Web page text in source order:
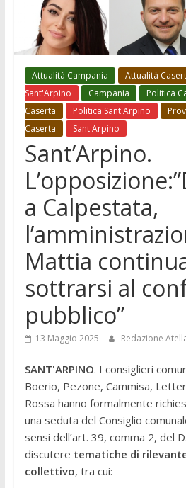
Attualità Campania Attualità
Sant'Arpino
Campania Politica
Caserta
Politica Sant'Arpino
Caserta
Sant'Arpino
Sant’Arpino.
a Calpestata,
Mattia
sottrarsi al
pubblico”
13 Maggio 2025 Redazione
SANT'ARPINO. I consiglieri
Boerio, Pezone, Cammisa,
Rossa hanno formalmente
una seduta del Consiglio
sensi dell’art. 39, comma 2, del
discutere tematiche di
collettivo, tra cui: